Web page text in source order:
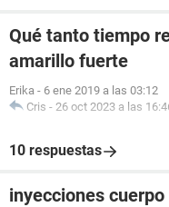
Qué tanto tiempo
amarillo fuerte
Erika - 6 ene 2019 a las 03:12
Cris - 26 oct 2023 a las
10 respuestas
inyecciones